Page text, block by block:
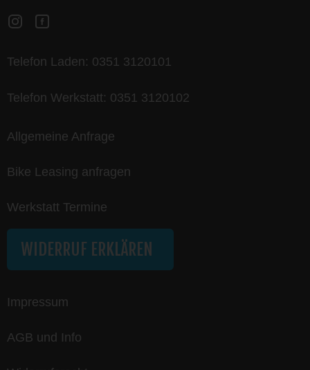
Telefon Laden: 0351 3120101
Telefon Werkstatt: 0351 3120102
Allgemeine Anfrage
Bike Leasing anfragen
Werkstatt Termine
WIDERRUF ERKLÄREN
Impressum
AGB und Info